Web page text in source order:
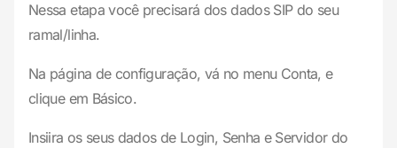
Nessa etapa você precisará dos dados SIP do seu
ramal/linha.
Na página de configuração, vá no menu Conta, e
clique em Básico.
Insiira os seus dados de Login, Senha e Servidor do